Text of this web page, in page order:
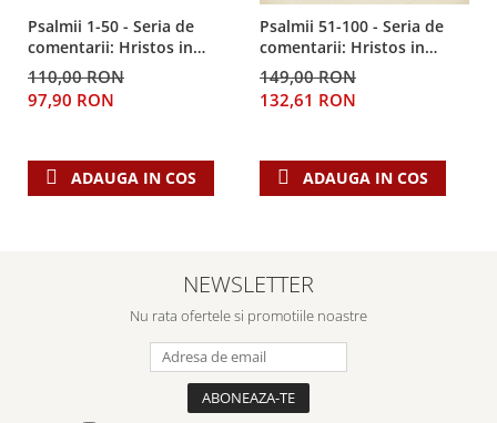
Psalmii 1-50 - Seria de
comentarii: Hristos in
centru
110,00 RON
97,90 RON
ADAUGA IN COS
Psalmii 51-100 - Seria de
comentarii: Hristos in
centru
149,00 RON
132,61 RON
ADAUGA IN COS
NEWSLETTER
Nu rata ofertele si promotiile noastre